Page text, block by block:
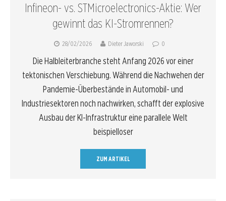
Infineon- vs. STMicroelectronics-Aktie: Wer
gewinnt das KI-Stromrennen?
28/02/2026 Dieter Jaworski 0
Die Halbleiterbranche steht Anfang 2026 vor einer
tektonischen Verschiebung. Während die Nachwehen der
Pandemie-Überbestände in Automobil- und
Industriesektoren noch nachwirken, schafft der explosive
Ausbau der KI-Infrastruktur eine parallele Welt
beispielloser
ZUM ARTIKEL